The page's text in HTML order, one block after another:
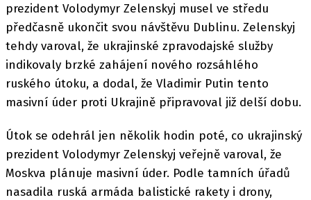
prezident Volodymyr Zelenskyj musel ve středu
předčasně ukončit svou návštěvu Dublinu. Zelenskyj
tehdy varoval, že ukrajinské zpravodajské služby
indikovaly brzké zahájení nového rozsáhlého
ruského útoku, a dodal, že Vladimir Putin tento
masivní úder proti Ukrajině připravoval již delší dobu.
Útok se odehrál jen několik hodin poté, co ukrajinský
prezident Volodymyr Zelenskyj veřejně varoval, že
Moskva plánuje masivní úder. Podle tamních úřadů
nasadila ruská armáda balistické rakety i drony,